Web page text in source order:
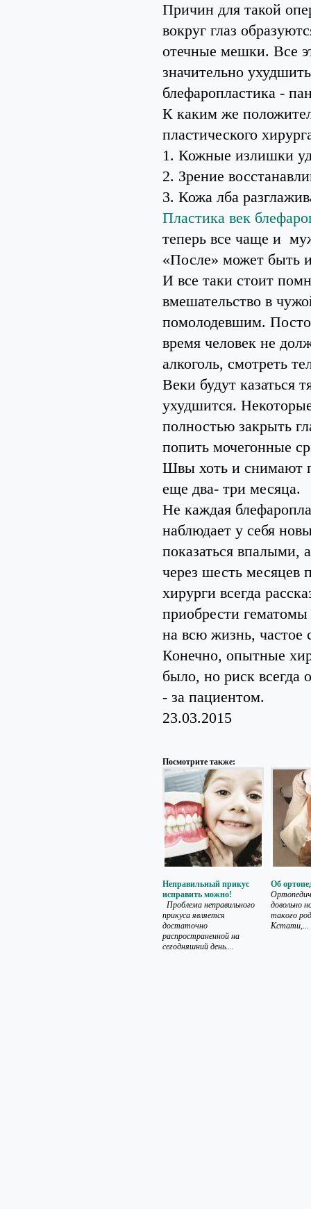
Причин для такой
вокруг глаз
отечные мешки. Все
значительно
блефаропластика -
К каким же
пластического
1. Кожные излишки
2. Зрение
3. Кожа лба
Пластика век
теперь все чаще и
«После» может быть
И все таки стоит
вмешательство в
помолодевшим.
время человек не
алкоголь, смотреть
Веки будут казаться
ухудшится.
полностью закрыть
попить мочегонные
Швы хоть и снимают
еще два- три месяца.
Не каждая
наблюдает у себя
показаться
через шесть месяцев
хирурги всегда
приобрести
на всю жизнь, частое
Конечно, опытные
было, но риск всегда
- за пациентом.
23.03.2015
Посмотрите также:
Неправильный прикус
исправить можно!
Проблема неправильного
прикуса является
достаточно
распространенной на
сегодняшний день....
Об
довольно
такого
Кстати,...